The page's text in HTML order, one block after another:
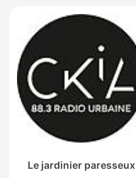
Le jardinier paresseux